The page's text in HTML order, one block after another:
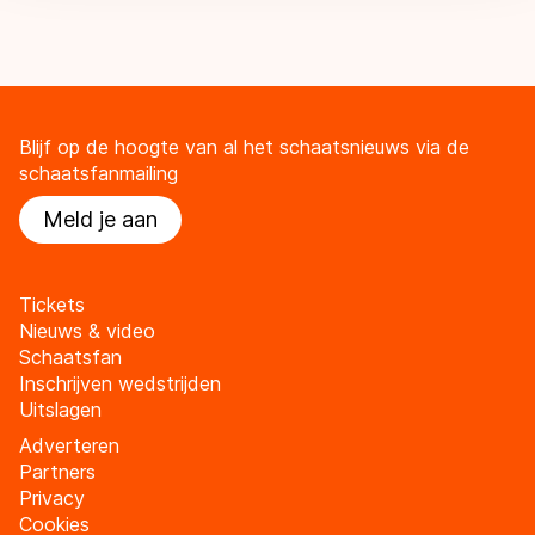
Blijf op de hoogte van al het schaatsnieuws via de
schaatsfanmailing
Meld je aan
Tickets
Nieuws & video
Schaatsfan
Inschrijven wedstrijden
Uitslagen
Adverteren
Partners
Privacy
Cookies